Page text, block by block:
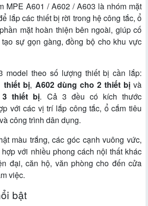
MPE A601 / A602 / A603 là nhóm mặt
lắp các thiết bị rời trong hệ công tắc, ổ
mặt hoàn thiện bên ngoài, giúp cố
sự gọn gàng, đồng bộ cho khu vực
model theo số lượng thiết bị cần lắp:
thiết bị, A602 dùng cho 2 thiết bịvà
3 thiết bị. Cả 3 đều có kích thước
với các vị trí lắp công tắc, ổ cắm tiêu
công trình dân dụng.
màu trắng, các góc cạnh vuông vức,
với nhiều phong cách nội thất khác
đại, căn hộ, văn phòng cho đến cửa
việc.
bật